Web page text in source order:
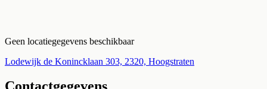
Geen locatiegegevens beschikbaar
Lodewijk de Konincklaan 303, 2320, Hoogstraten